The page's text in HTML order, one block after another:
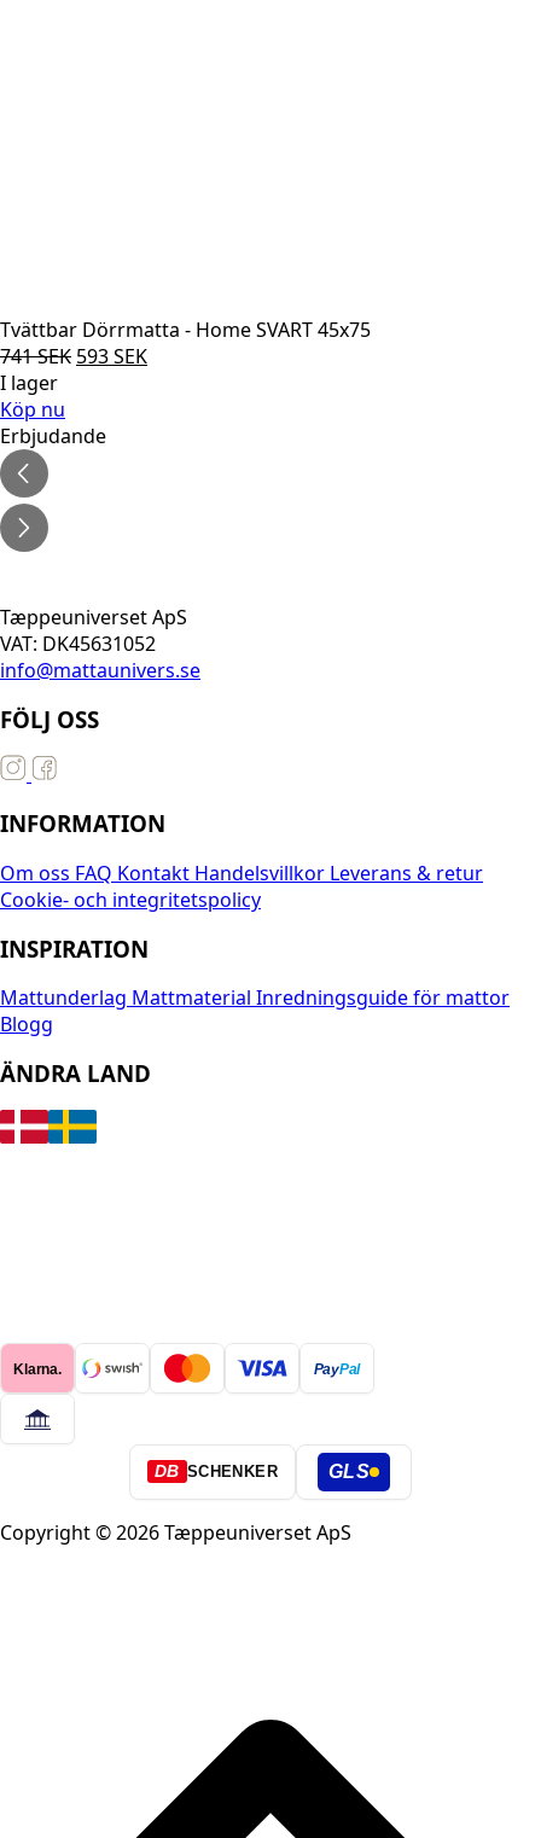
Tvättbar Dörrmatta - Home SVART 45x75
741SEK Det
var:
593SEKDet
I lager
Köp nu
Erbjudande
Tæppeuniverset ApS
VAT: DK45631052
info@mattaunivers.se
FÖLJ OSS
INFORMATION
Om oss FAQ Kontakt Handelsvillkor Leverans & retur
Cookie- och integritetspolicy
INSPIRATION
Mattunderlag Mattmaterial Inredningsguide för mattor
Blogg
ÄNDRA LAND
Klarna. PayPal
DB SCHENKER GLS
Copyright © 2026 Tæppeuniverset ApS